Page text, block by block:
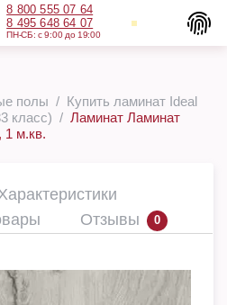
8 800 555 07 64
8 495 648 64 07
ПН-СБ: с 9:00 до 19:00
полы
Купить ламинат Ideal
класс)
Ламинат Ламинат
1 м.кв.
Отзывы 0